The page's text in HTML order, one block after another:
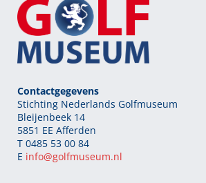
Contactgegevens
Stichting Nederlands Golfmuseum
Bleijenbeek 14
5851 EE Afferden
T 0485 53 00 84
E info@golfmuseum.nl